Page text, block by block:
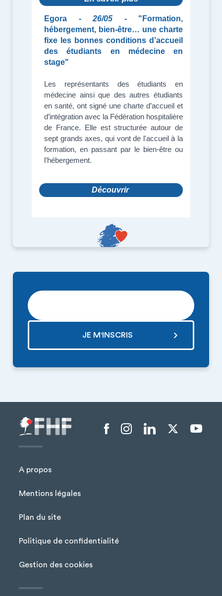
RECEVOIR LA NEWSLETTER
A propos
Mentions légales
Plan du site
Politique de confidentialité
Gestion des cookies
Menu liens sociaux